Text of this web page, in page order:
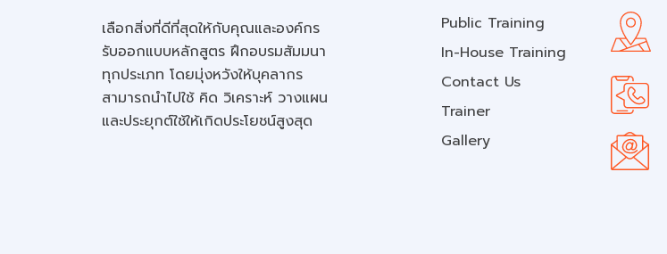
เลือกสิ่งที่ดีที่สุดให้กับคุณและองค์กร
รับออกแบบหลักสูตร ฝึกอบรมสัมมนา
ทุกประเภท โดยมุ่งหวังให้บุคลากร
สามารถนำไปใช้ คิด วิเคราะห์ วางแผน
และประยุกต์ใช้ให้เกิดประโยชน์สูงสุด
Public Training
In-House Training
Contact Us
Trainer
Gallery